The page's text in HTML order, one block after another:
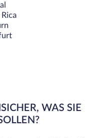
WAS SIE